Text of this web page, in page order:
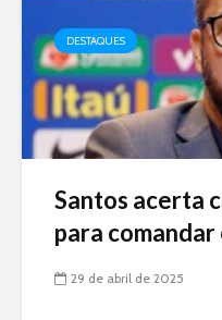
DESTAQUES
Santos acerta
para comandar
29 de abril de 2025